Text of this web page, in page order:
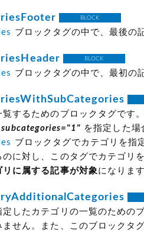
BLOCK
ブロックタグの中で、最後の
BLOCK
ブロックタグの中で、最初の
覧するためのブロックタグです。
を指定した場
ブロックタグでカテゴリを指
のに対し、このタグでカテゴリ
リに属する記事が対象になります
定したカテゴリの一覧のための
ません。また、このブロックタ